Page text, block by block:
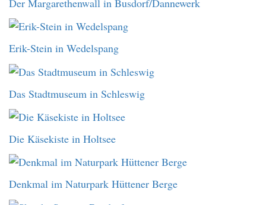
Erik-Stein in Wedelspang
Das Stadtmuseum in Schleswig
Die Käsekiste in Holtsee
Denkmal im Naturpark Hüttener Berge